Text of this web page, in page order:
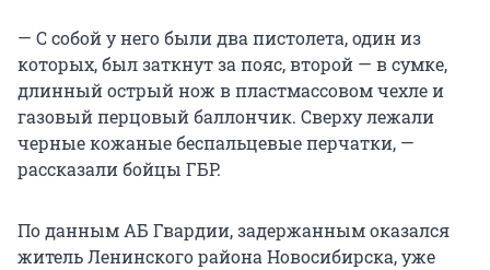
— С собой у него были два пистолета, один из
которых, был заткнут за пояс, второй — в сумке,
длинный острый нож в пластмассовом чехле и
газовый перцовый баллончик. Сверху лежали
черные кожаные беспальцевые перчатки, —
рассказали бойцы ГБР.
По данным АБ Гвардии, задержанным оказался
житель Ленинского района Новосибирска, уже